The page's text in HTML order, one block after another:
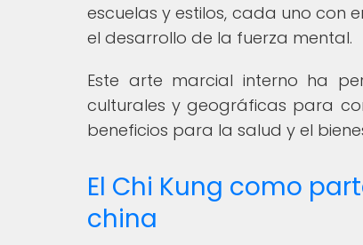
escuelas y estilos, cada uno con
el desarrollo de la fuerza mental.
Este arte marcial interno ha
culturales y geográficas para
beneficios para la salud y el
El Chi Kung como
china